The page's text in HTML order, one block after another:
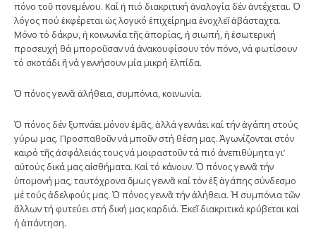
πόνο τοῦ πονεμένου. Καί ἡ πιό διακριτική ἀναλογία δέν ἀντέχεται. Ὁ
λόγος πού ἐκφέρεται ὡς λογικό ἐπιχείρημα ἐνοχλεῖ ἀβάσταχτα.
Μόνο τό δάκρυ, ἡ κοινωνία τῆς ἀπορίας, ἡ σιωπή, ἡ ἐσωτερική
προσευχή θά μποροῦσαν νά ἀνακουφίσουν τόν πόνο, νά φωτίσουν
τό σκοτάδι ἤ νά γεννήσουν μία μικρή ἐλπίδα.
Ὁ πόνος γεννᾶ ἀλήθεια, συμπόνια, κοινωνία.
Ὁ πόνος δέν ξυπνάει μόνον ἐμᾶς, ἀλλά γεννάει καί τήν ἀγάπη στούς
γύρω μας. Προσπαθοῦν νά μποῦν στή θέση μας. Ἀγωνίζονται στόν
καιρό τῆς ἀσφάλειάς τους νά μοιραστοῦν τά πιό ἀνεπιθύμητα γι’
αὐτούς δικά μας αἰσθήματα. Καί τό κάνουν. Ὁ πόνος γεννᾶ τήν
ὑπομονή μας, ταυτόχρονα ὅμως γεννᾶ καί τόν ἐξ ἀγάπης σύνδεσμο
μέ τούς ἀδελφούς μας. Ὁ πόνος γεννᾶ τήν ἀλήθεια. Ἡ συμπόνια τῶν
ἄλλων τή φυτεύει στή δική μας καρδιά. Ἐκεῖ διακριτικά κρύβεται καί
ἡ ἀπάντηση.